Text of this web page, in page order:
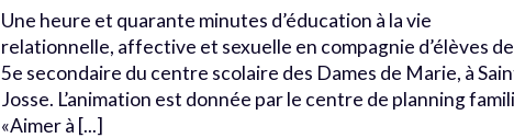
Une heure et quarante minutes d’éducation à la vie
relationnelle, affective et sexuelle en compagnie d’élèves de
5e secondaire du centre scolaire des Dames de Marie, à
Josse. L’animation est donnée par le centre de planning
«Aimer à [...]